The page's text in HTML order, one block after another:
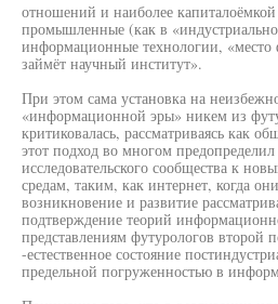
отношений и наиболее капиталоёмкой
промышленные (как в
информационные технологии,
займёт научный институт».
При этом сама установка на
«информационной эры» никем из
критиковалась, рассматриваясь как
этот подход во многом
исследовательского сообщества к
средам, таким, как интернет, когда
возникновение и развитие
подтверждение теорий
представлениям футурологов второй
-естественное состояние
предельной погруженностью в